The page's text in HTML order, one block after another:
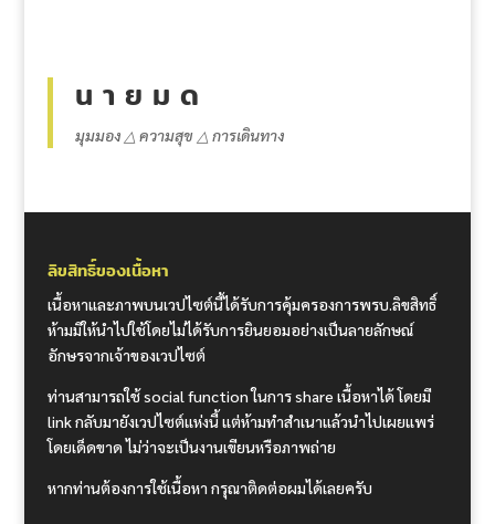
น า ย ม ด
มุมมอง △ ความสุข △ การเดินทาง
ลิขสิทธิ์ของเนื้อหา
เนื้อหาและภาพบนเวปไซต์นี้ได้รับการคุ้มครองการพรบ.ลิขสิทธิ์
ห้ามมิให้นำไปใช้โดยไม่ได้รับการยินยอมอย่างเป็นลายลักษณ์
อักษรจากเจ้าของเวปไซต์
ท่านสามารถใช้ social function ในการ share เนื้อหาได้ โดยมี
link กลับมายังเวปไซต์แห่งนี้ แต่ห้ามทำสำเนาแล้วนำไปเผยแพร่
โดยเด็ดขาด ไม่ว่าจะเป็นงานเขียนหรือภาพถ่าย
หากท่านต้องการใช้เนื้อหา กรุณาติดต่อผมได้เลยครับ